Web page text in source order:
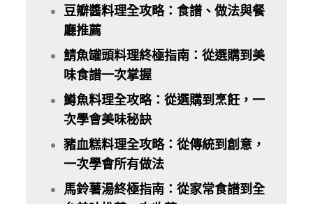
豆瓣醬料理全攻略：食譜、做法與餐
廳推薦
鯖魚罐頭料理終極指南：從選購到美
味食譜一次掌握
鱒魚料理全攻略：從選購到烹飪，一
次學會美味秘訣
豬血糕料理全攻略：從傳統到創意，
一次學會所有做法
馬鈴薯湯終極指南：從家常食譜到全